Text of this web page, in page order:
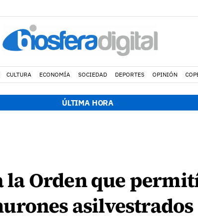
CULTURA ECONOMÍA SOCIEDAD DEPORTES OPINIÓN
ÚLTIMA HORA
la Orden que
asilvestrados